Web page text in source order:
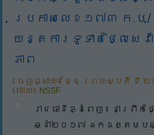
ប្រកាសលេខ១៧៣ ក.
យន្តការទូទាត់ថ្លៃសេវ
ភាព
ចេញផ្សាយ៖ ថ្ងៃ ព្រហស្បតិ៍ ទី ២
ដោយ៖ NSSF
រាជធានីភ្នំពេញ ៖ នាព្រឹក
ឆ្នាំ២០១៧ ឯកឧត្តមប